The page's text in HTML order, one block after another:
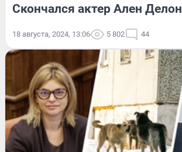
Скончался актер Ален Делон
18 августа, 2024, 13:06 5 802 44